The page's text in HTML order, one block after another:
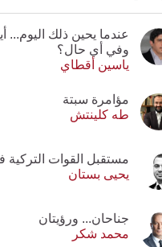
عندما يحين ذلك اليوم...
وفي أي حال؟
ياسين أقطاي
مؤامرة سبتة
طه كلينتش
مستقبل القوات التركية
يحيى بستان
جناحان... ورؤيتان
محمد شكر